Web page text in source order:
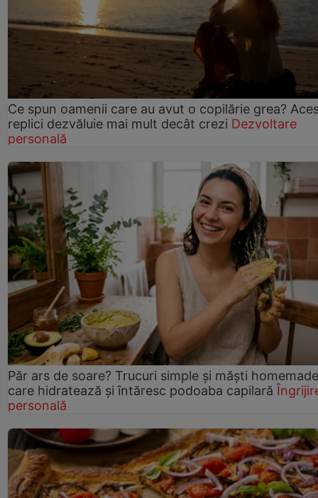
Ce spun oamenii care au avut o copilărie grea?
replici dezvăluie mai mult decât crezi Dezvoltare
personală
Păr ars de soare? Trucuri simple și măști homemade
care hidratează și întăresc podoaba capilară
personală